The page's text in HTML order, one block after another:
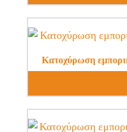
Κατοχύρωση